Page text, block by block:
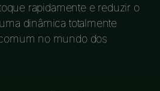
rapidamente e reduzir o
dinâmica totalmente
no mundo dos